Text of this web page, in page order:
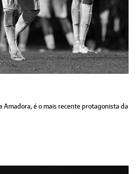
Amadora, é o mais recente protagonista da